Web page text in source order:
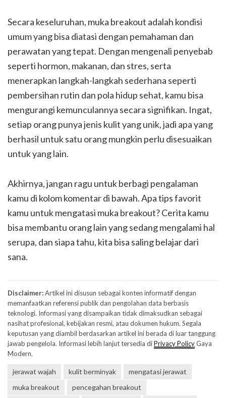
Secara keseluruhan, muka breakout adalah kondisi
umum yang bisa diatasi dengan pemahaman dan
perawatan yang tepat. Dengan mengenali penyebab
seperti hormon, makanan, dan stres, serta
menerapkan langkah-langkah sederhana seperti
pembersihan rutin dan pola hidup sehat, kamu bisa
mengurangi kemunculannya secara signifikan. Ingat,
setiap orang punya jenis kulit yang unik, jadi apa yang
berhasil untuk satu orang mungkin perlu disesuaikan
untuk yang lain.
Akhirnya, jangan ragu untuk berbagi pengalaman
kamu di kolom komentar di bawah. Apa tips favorit
kamu untuk mengatasi muka breakout? Cerita kamu
bisa membantu orang lain yang sedang mengalami hal
serupa, dan siapa tahu, kita bisa saling belajar dari
sana.
Disclaimer:Artikel ini disusun sebagai konten informatif dengan
memanfaatkan referensi publik dan pengolahan data berbasis
teknologi. Informasi yang disampaikan tidak dimaksudkan sebagai
nasihat profesional, kebijakan resmi, atau dokumen hukum. Segala
keputusan yang diambil berdasarkan artikel ini berada di luar tanggung
jawab pengelola. Informasi lebih lanjut tersedia diPrivacy PolicyGaya
Modern.
jerawat wajah kulit berminyak
mengatasi jerawat
muka breakout
pencegahan breakout